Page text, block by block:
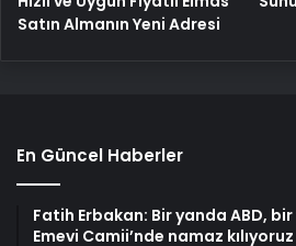
Satın Almanın Yeni Adresi
En Güncel Haberler
Fatih Erbakan: Bir yanda ABD,
Emevi Camii’nde namaz kılıyoruz